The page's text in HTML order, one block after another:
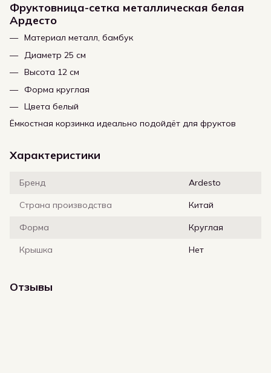
Фруктовница-сетка металлическая белая
Ардесто
Материал металл, бамбук
Диаметр 25 см
Высота 12 см
Форма круглая
Цвета белый
Ёмкостная корзинка идеально подойдёт для фруктов
Характеристики
Бренд Ardesto
Страна производства Китай
Форма Круглая
Крышка Нет
Отзывы